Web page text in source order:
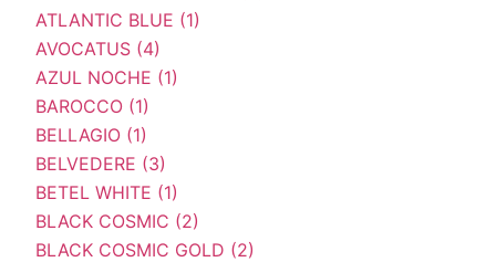
ATLANTIC BLUE (1)
AVOCATUS (4)
AZUL NOCHE (1)
BAROCCO (1)
BELLAGIO (1)
BELVEDERE (3)
BETEL WHITE (1)
BLACK COSMIC (2)
BLACK COSMIC GOLD (2)